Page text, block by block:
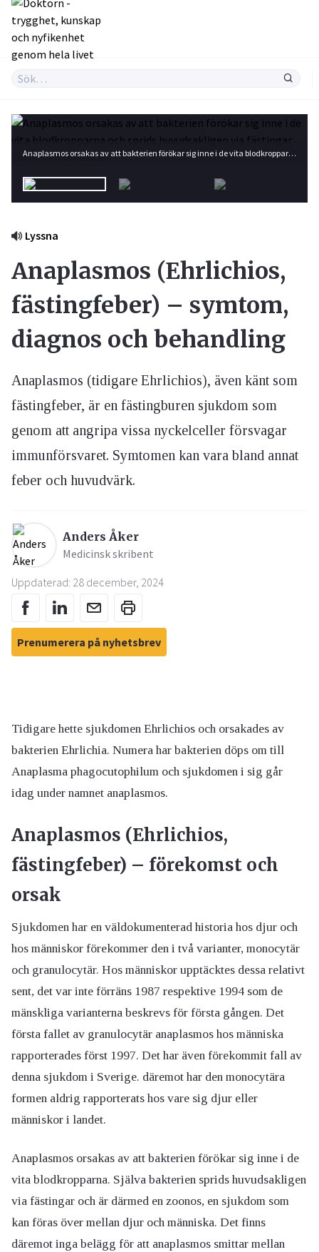
Anaplasmos orsakas av att bakterien förökar sig inne i de vita blodkropparna och sprids huvudsakligen via fästingar. Foto: Shutterstock
Lyssna
Anaplasmos (Ehrlichios,
fästingfeber) – symtom,
diagnos och behandling
Anaplasmos (tidigare Ehrlichios), även känt som
fästingfeber, är en fästingburen sjukdom som
genom att angripa vissa nyckelceller försvagar
immunförsvaret. Symtomen kan vara bland annat
feber och huvudvärk.
Anders Åker
Medicinsk skribent
Uppdaterad: 28 december, 2024
Prenumerera på nyhetsbrev
Tidigare hette sjukdomen Ehrlichios och orsakades av
bakterien Ehrlichia. Numera har bakterien döps om till
Anaplasma phagocutophilum och sjukdomen i sig går
idag under namnet anaplasmos.
Anaplasmos (Ehrlichios,
fästingfeber) – förekomst och
orsak
Sjukdomen har en väldokumenterad historia hos djur och
hos människor förekommer den i två varianter, monocytär
och granulocytär. Hos människor upptäcktes dessa relativt
sent, det var inte förräns 1987 respektive 1994 som de
mänskliga varianterna beskrevs för första gången. Det
första fallet av granulocytär anaplasmos hos människa
rapporterades först 1997. Det har även förekommit fall av
denna sjukdom i Sverige. däremot har den monocytära
formen aldrig rapporterats hos vare sig djur eller
människor i landet.
Anaplasmos orsakas av att bakterien förökar sig inne i de
vita blodkropparna. Själva bakterien sprids huvudsakligen
via fästingar och är därmed en zoonos, en sjukdom som
kan föras över mellan djur och människa. Det finns
däremot inga belägg för att anaplasmos smittar mellan